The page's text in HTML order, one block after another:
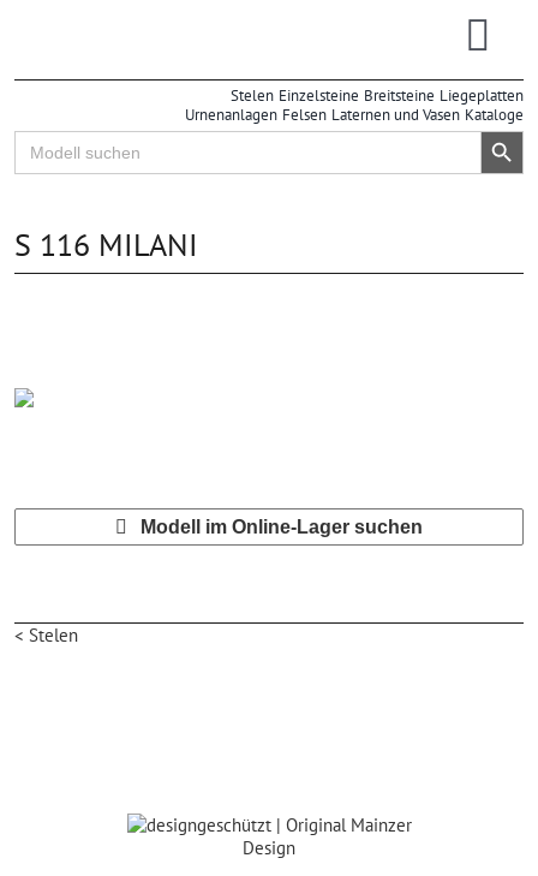
Stelen Einzelsteine Breitsteine Liegeplatten
Urnenanlagen Felsen Laternen und Vasen Kataloge
Search
for:
Search Button
S 116 MILANI
Modell im Online-Lager suchen
< Stelen